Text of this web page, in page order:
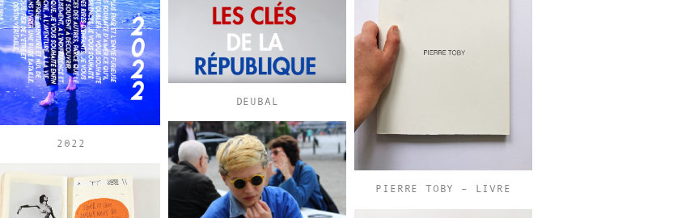
2022
PIERRE TOBY – LIVRE
DEUBAL